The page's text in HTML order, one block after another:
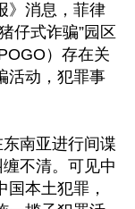
》消息，菲律
仔式诈骗”园区
）存在关
活动，犯罪事
南亚进行间谍
不清。可见中
本土犯罪，